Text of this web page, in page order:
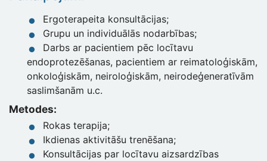
Ergoterapeita konsultācijas;
Grupu un individuālās nodarbības;
Darbs ar pacientiem pēc locītavu
endoprotezēšanas, pacientiem ar reimatoloģiskām,
onkoloģiskām, neiroloģiskām, neirodeģeneratīvām
saslimšanām u.c.
Metodes:
Rokas terapija;
Ikdienas aktivitāšu trenēšana;
Konsultācijas par locītavu aizsardzības